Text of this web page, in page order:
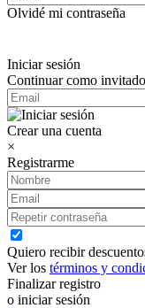
Olvidé mi contraseña
Iniciar sesión
Continuar como invitado
Crear una cuenta
×
Registrarme
Quiero recibir
Ver los términos y
Finalizar registro
o iniciar sesión